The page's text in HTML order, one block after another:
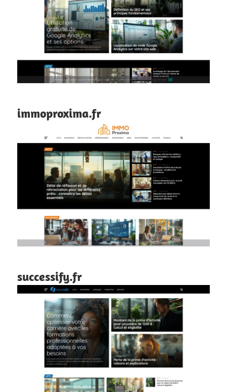
immoproxima.fr
successify.fr